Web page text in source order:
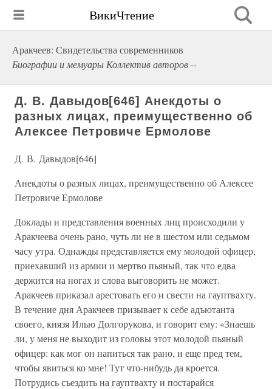
ВикиЧтение
Аракчеев: Свидетельства современников
Биографии и мемуары Коллектив авторов --
Д. В. Давыдов[646] Анекдоты о
разных лицах, преимущественно об
Алексее Петровиче Ермолове
Д. В. Давыдов[646]
Анекдоты о разных лицах, преимущественно об Алексее
Петровиче Ермолове
Доклады и представления военных лиц происходили у
Аракчеева очень рано, чуть ли не в шестом или седьмом
часу утра. Однажды представляется ему молодой офицер,
приехавший из армии и мертво пьяный, так что едва
держится на ногах и слова выговорить не может.
Аракчеев приказал арестовать его и свести на гауптвахту.
В течение дня Аракчеев призывает к себе адъютанта
своего, князя Илью Долгорукова, и говорит ему: «Знаешь
ли, у меня не выходит из головы этот молодой пьяный
офицер: как мог он напиться так рано, и еще пред тем,
чтобы явиться ко мне! Тут что-нибудь да кроется.
Потрудись съездить на гауптвахту и постарайся